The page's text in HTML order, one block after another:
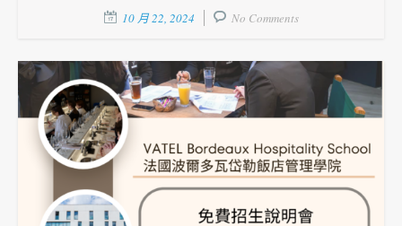
10 月 22, 2024 No Comments